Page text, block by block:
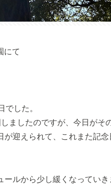
にて
でした。
ましたのですが、今日がそ
迎えられて、これまた記念
ルから少し緩くなっていき